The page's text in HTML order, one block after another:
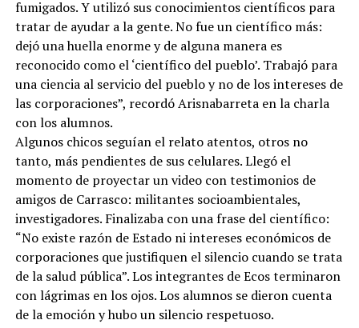
fumigados. Y utilizó sus conocimientos científicos para
tratar de ayudar a la gente. No fue un científico más:
dejó una huella enorme y de alguna manera es
reconocido como el ‘científico del pueblo’. Trabajó para
una ciencia al servicio del pueblo y no de los intereses de
las corporaciones”, recordó Arisnabarreta en la charla
con los alumnos.
Algunos chicos seguían el relato atentos, otros no
tanto, más pendientes de sus celulares. Llegó el
momento de proyectar un video con testimonios de
amigos de Carrasco: militantes socioambientales,
investigadores. Finalizaba con una frase del científico:
“No existe razón de Estado ni intereses económicos de
corporaciones que justifiquen el silencio cuando se trata
de la salud pública”. Los integrantes de Ecos terminaron
con lágrimas en los ojos. Los alumnos se dieron cuenta
de la emoción y hubo un silencio respetuoso.